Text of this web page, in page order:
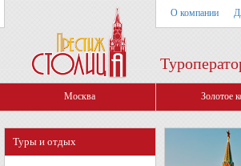
О компании
Москва Золотое
Туры и отдых